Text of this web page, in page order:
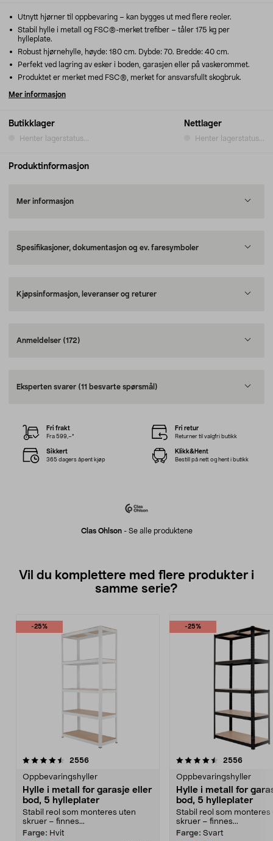
Butikklager
Henter lagerstatus...
Nettlager
Henter lagerstatus...
Utnytt hjørner til oppbevaring – kan bygges ut med flere reoler.
Stabil hylle i metall og FSC®-merket trefiber – tåler 175 kg per
hylleplate.
Robust hjørnehylle, høyde: 180 cm. Dybde: 70. Bredde: 40 cm.
Perfekt ved lagring av esker i boden, garasjen eller på vaskerommet.
Produktet er merket med FSC®, merket for ansvarsfullt skogbruk.
Mer informasjon
Produktinformasjon
Mer informasjon
Spesifikasjoner, dokumentasjon og ev. faresymboler
Kjøpsinformasjon, leveranser og returer
Anmeldelser (172)
Eksperten svarer (11 besvarte spørsmål)
Clas Ohlson- Se alle produktene
Fri frakt
Fra 599,–*
Fri retur
Returner til valgfri butikk
Sikkert
365 dagers åpent kjøp
Klikk&Hent
Bestill på nett og hent i butikk
Vil du komplettere med flere produkter i
samme serie?
-25%
2556anmeldelser
Oppbevaringshyller
Hylle i metall for garasje eller
bod, 5 hylleplater
Stabil reol som monteres uten
skruer – finnes...
Farge: Hvit
-25%
4.5av 5 stjerner 2556
Oppbevaringshyller
Hylle i metall for
bod, 5 hylleplater
Stabil reol som monteres
skruer – finnes...
Farge: Svart